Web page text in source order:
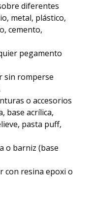
diferentes
metal, plástico,
cemento,
pegamento
sin romperse
o accesorios
base acrílica,
pasta puff,
o barniz (base
con resina epoxi o